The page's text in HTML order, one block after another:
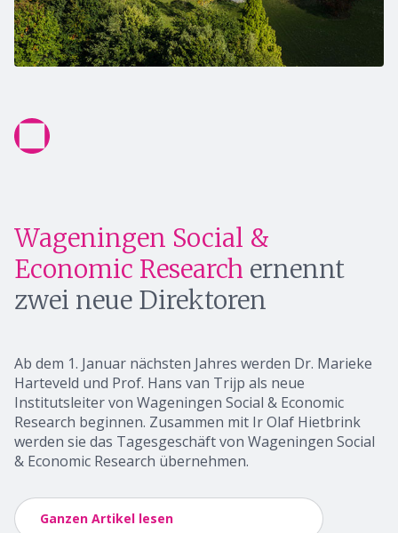
Wageningen Social &
Economic Research ernennt
zwei neue Direktoren
Ab dem 1. Januar nächsten Jahres werden Dr. Marieke
Harteveld und Prof. Hans van Trijp als neue
Institutsleiter von Wageningen Social & Economic
Research beginnen. Zusammen mit Ir Olaf Hietbrink
werden sie das Tagesgeschäft von Wageningen Social
& Economic Research übernehmen.
Ganzen Artikel lesen